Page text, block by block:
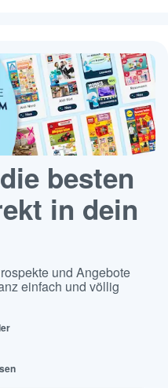
besten
in dein
und Angebote
einfach und völlig